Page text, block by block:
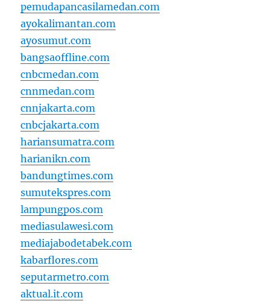
pemudapancasilamedan.com
ayokalimantan.com
ayosumut.com
bangsaoffline.com
cnbcmedan.com
cnnmedan.com
cnnjakarta.com
cnbcjakarta.com
hariansumatra.com
harianikn.com
bandungtimes.com
sumutekspres.com
lampungpos.com
mediasulawesi.com
mediajabodetabek.com
kabarflores.com
seputarmetro.com
aktual.it.com